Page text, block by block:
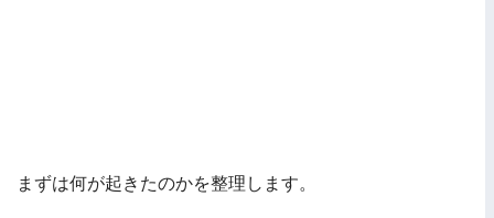
まずは何が起きたのかを整理します。